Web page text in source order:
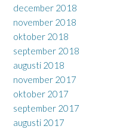
december 2018
november 2018
oktober 2018
september 2018
augusti 2018
november 2017
oktober 2017
september 2017
augusti 2017